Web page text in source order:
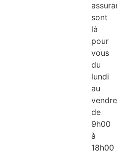
sont
là
pour
vous
du
lundi
au
de
9h00
à
18h00